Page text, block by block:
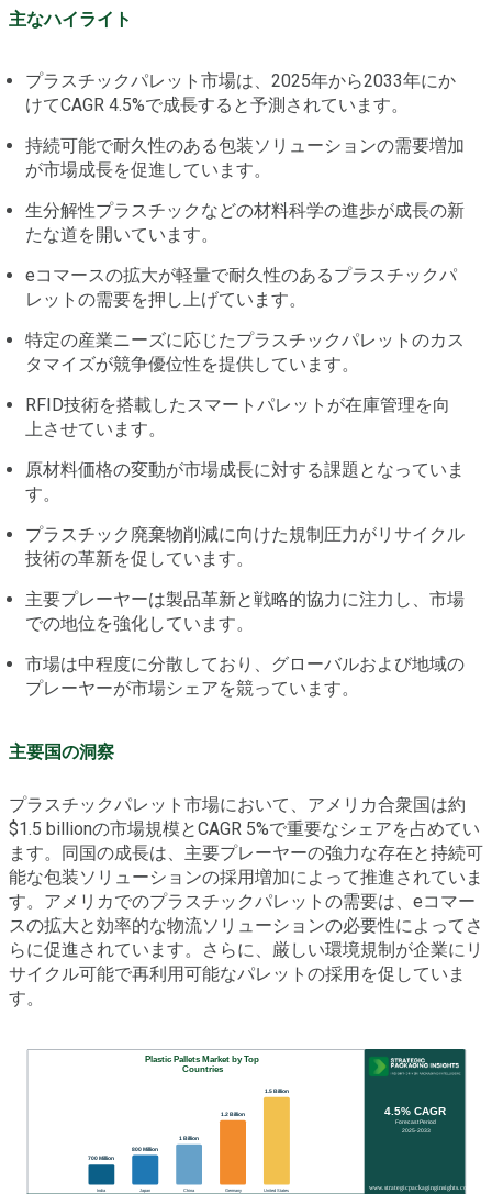
主なハイライト
プラスチックパレット市場は、2025年から2033年にか
けてCAGR 4.5%で成長すると予測されています。
持続可能で耐久性のある包装ソリューションの需要増加
が市場成長を促進しています。
生分解性プラスチックなどの材料科学の進歩が成長の新
たな道を開いています。
eコマースの拡大が軽量で耐久性のあるプラスチックパ
レットの需要を押し上げています。
特定の産業ニーズに応じたプラスチックパレットのカス
タマイズが競争優位性を提供しています。
RFID技術を搭載したスマートパレットが在庫管理を向
上させています。
原材料価格の変動が市場成長に対する課題となっていま
す。
プラスチック廃棄物削減に向けた規制圧力がリサイクル
技術の革新を促しています。
主要プレーヤーは製品革新と戦略的協力に注力し、市場
での地位を強化しています。
市場は中程度に分散しており、グローバルおよび地域の
プレーヤーが市場シェアを競っています。
主要国の洞察
プラスチックパレット市場において、アメリカ合衆国は約
$1.5 billionの市場規模とCAGR 5%で重要なシェアを占めてい
ます。同国の成長は、主要プレーヤーの強力な存在と持続可
能な包装ソリューションの採用増加によって推進されていま
す。アメリカでのプラスチックパレットの需要は、eコマー
スの拡大と効率的な物流ソリューションの必要性によってさ
らに促進されています。さらに、厳しい環境規制が企業にリ
サイクル可能で再利用可能なパレットの採用を促していま
す。